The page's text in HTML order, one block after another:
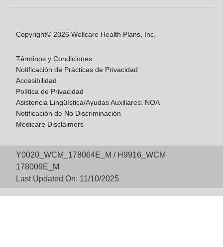
Copyright© 2026 Wellcare Health Plans, Inc.
Términos y Condiciones
Notificación de Prácticas de Privacidad
Accesibilidad
Política de Privacidad
Asistencia Lingüística/Ayudas Auxiliares: NOA
Notificación de No Discriminación
Medicare Disclaimers
Y0020_WCM_178064E_M / H9916_WCM
178009E_M
Last Updated On: 11/10/2025